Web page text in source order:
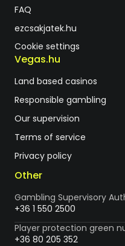
FAQ
ezcsakjatek.hu
Cookie settings
Vegas.hu
Land based casinos
Responsible gambling
Our supervision
Terms of service
Privacy policy
Other
Gambling Supervisory
+36 1 550 2500
Player protection green
+36 80 205 352